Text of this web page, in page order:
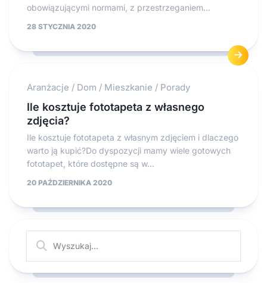
obowiązującymi normami, z przestrzeganiem...
28 STYCZNIA 2020
Aranżacje / Dom / Mieszkanie / Porady
Ile kosztuje fototapeta z własnego
zdjęcia?
Ile kosztuje fototapeta z własnym zdjęciem i dlaczego
warto ją kupić?Do dyspozycji mamy wiele gotowych
fototapet, które dostępne są w...
20 PAŹDZIERNIKA 2020